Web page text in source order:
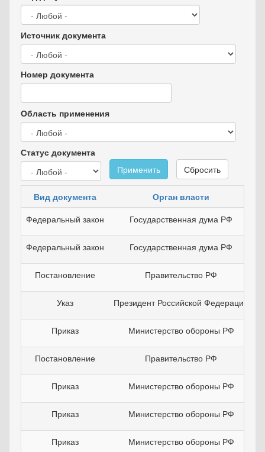
Источник документа
Номер документа
Область применения
Статус документа
Применить
Сбросить
Вид документа Орган власти
Федеральный закон
Государственная дума РФ
Федеральный закон Государственная дума РФ
Постановление Правительство РФ
Указ Президент Российской Федерации
Приказ Министерство обороны РФ
Постановление Правительство РФ
Приказ Министерство обороны РФ
Приказ Министерство обороны РФ
Приказ Министерство обороны РФ